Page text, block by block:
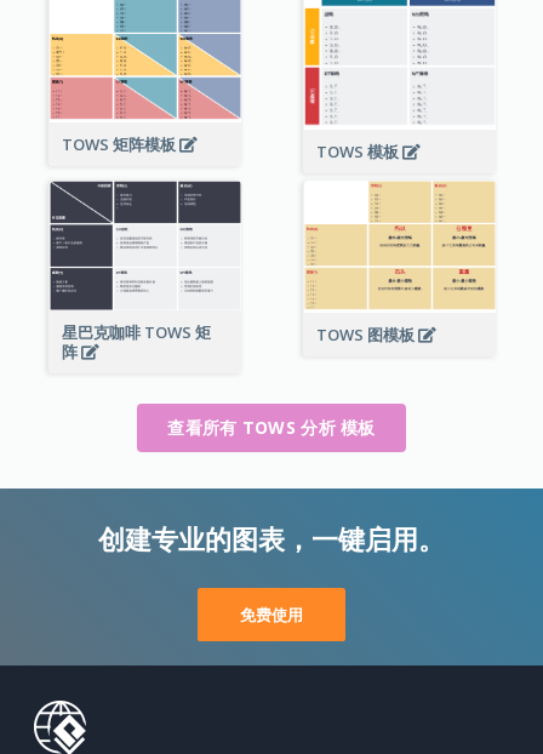
TOWS 矩阵模板 TOWS 模板
星巴克咖啡 TOWS 矩
阵
TOWS 图模板
查看所有 TOWS 分析 模板
创建专业的图表，一键启用。
免费使用